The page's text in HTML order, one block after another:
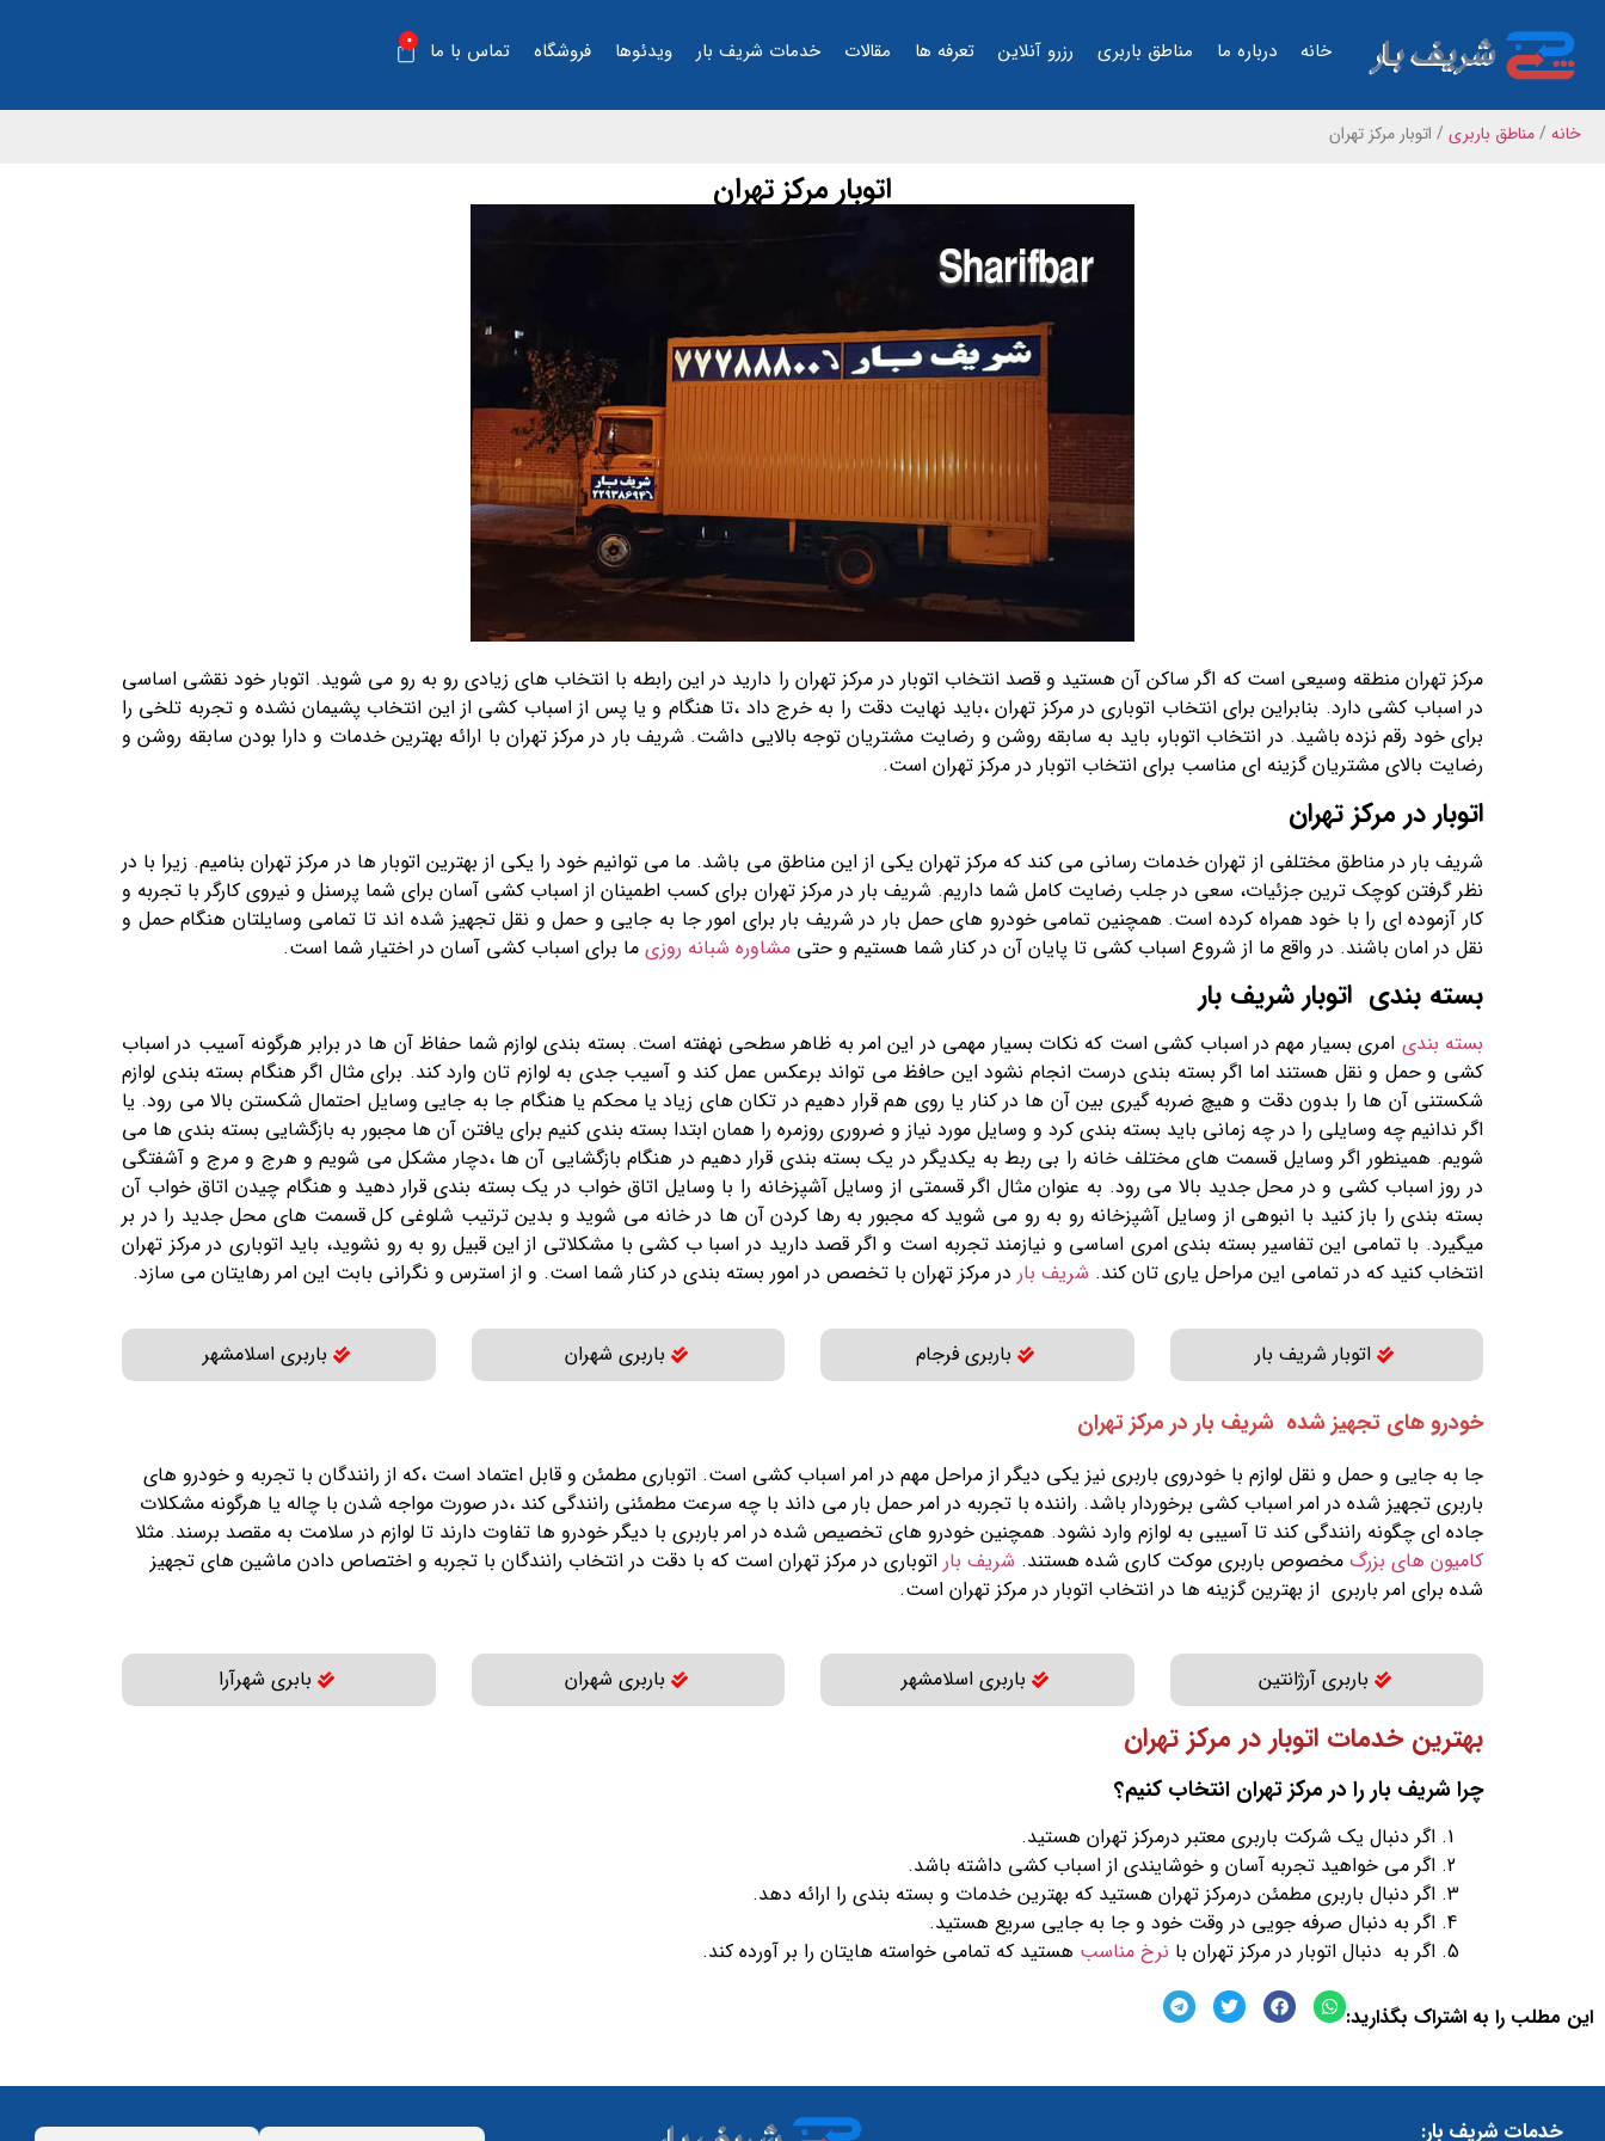
خانه درباره ما مناطق باربری رزرو آنلاین تعرفه ها مقالات خدمات شریف بار ویدئوها فروشگاه تماس با ما 0
خانه /مناطق باربری / اتوبار مرکز تهران
اتوبار مرکز تهران
مرکز تهران منطقه وسیعی است که اگر ساکن آن هستید و قصد انتخاب اتوبار در مرکز تهران را دارید در این رابطه با انتخاب های زیادی رو به رو می شوید. اتوبار خود نقشی اساسی
در اسباب کشی دارد. بنابراین برای انتخاب اتوباری در مرکز تهران ،باید نهایت دقت را به خرج داد ،تا هنگام و یا پس از اسباب کشی از این انتخاب پشیمان نشده و تجربه تلخی را
برای خود رقم نزده باشید. در انتخاب اتوبار، باید به سابقه روشن و رضایت مشتریان توجه بالایی داشت. شریف بار در مرکز تهران با ارائه بهترین خدمات و دارا بودن سابقه روشن و
رضایت بالای مشتریان گزینه ای مناسب برای انتخاب اتوبار در مرکز تهران است.
اتوبار در مرکز تهران
شریف بار در مناطق مختلفی از تهران خدمات رسانی می کند که مرکز تهران یکی از این مناطق می باشد. ما می توانیم خود را یکی از بهترین اتوبار ها در مرکز تهران بنامیم. زیرا با در
نظر گرفتن کوچک ترین جزئیات، سعی در جلب رضایت کامل شما داریم. شریف بار در مرکز تهران برای کسب اطمینان از اسباب کشی آسان برای شما پرسنل و نیروی کارگر با تجربه و
کار آزموده ای را با خود همراه کرده است. همچنین تمامی خودرو های حمل بار در شریف بار برای امور جا به جایی و حمل و نقل تجهیز شده اند تا تمامی وسایلتان هنگام حمل و
نقل در امان باشند. در واقع ما از شروع اسباب کشی تا پایان آن در کنار شما هستیم و حتی مشاوره شبانه روزی ما برای اسباب کشی آسان در اختیار شما است.
بسته بندی اتوبار شریف بار
بسته بندی امری بسیار مهم در اسباب کشی است که نکات بسیار مهمی در این امر به ظاهر سطحی نهفته است. بسته بندی لوازم شما حفاظ آن ها در برابر هرگونه آسیب در اسباب
کشی و حمل و نقل هستند اما اگر بسته بندی درست انجام نشود این حافظ می تواند برعکس عمل کند و آسیب جدی به لوازم تان وارد کند. برای مثال اگر هنگام بسته بندی لوازم
شکستنی آن ها را بدون دقت و هیچ ضربه گیری بین آن ها در کنار یا روی هم قرار دهیم در تکان های زیاد یا محکم یا هنگام جا به جایی وسایل احتمال شکستن بالا می رود. یا
اگر ندانیم چه وسایلی را در چه زمانی باید بسته بندی کرد و وسایل مورد نیاز و ضروری روزمره را همان ابتدا بسته بندی کنیم برای یافتن آن ها مجبور به بازگشایی بسته بندی ها می
شویم. همینطور اگر وسایل قسمت های مختلف خانه را بی ربط به یکدیگر در یک بسته بندی قرار دهیم در هنگام بازگشایی آن ها ،دچار مشکل می شویم و هرج و مرج و آشفتگی
در روز اسباب کشی و در محل جدید بالا می رود. به عنوان مثال اگر قسمتی از وسایل آشپزخانه را با وسایل اتاق خواب در یک بسته بندی قرار دهید و هنگام چیدن اتاق خواب آن
بسته بندی را باز کنید با انبوهی از وسایل آشپزخانه رو به رو می شوید که مجبور به رها کردن آن ها در خانه می شوید و بدین ترتیب شلوغی کل قسمت های محل جدید را در بر
میگیرد. با تمامی این تفاسیر بسته بندی امری اساسی و نیازمند تجربه است و اگر قصد دارید در اسبا ب کشی با مشکلاتی از این قبیل رو به رو نشوید، باید اتوباری در مرکز تهران
انتخاب کنید که در تمامی این مراحل یاری تان کند. شریف بار در مرکز تهران با تخصص در امور بسته بندی در کنار شما است. و از استرس و نگرانی بابت این امر رهایتان می سازد.
اتوبار شریف بار باربری فرجام باربری شهران باربری اسلامشهر
خودرو های تجهیز شده شریف بار در مرکز تهران
جا به جایی و حمل و نقل لوازم با خودروی باربری نیز یکی دیگر از مراحل مهم در امر اسباب کشی است. اتوباری مطمئن و قابل اعتماد است ،که از رانندگان با تجربه و خودرو های
باربری تجهیز شده در امر اسباب کشی برخوردار باشد. راننده با تجربه در امر حمل بار می داند با چه سرعت مطمئنی رانندگی کند ،در صورت مواجه شدن با چاله یا هرگونه مشکلات
جاده ای چگونه رانندگی کند تا آسیبی به لوازم وارد نشود. همچنین خودرو های تخصیص شده در امر باربری با دیگر خودرو ها تفاوت دارند تا لوازم در سلامت به مقصد برسند. مثلا
کامیون های بزرگ مخصوص باربری موکت کاری شده هستند. شریف بار اتوباری در مرکز تهران است که با دقت در انتخاب رانندگان با تجربه و اختصاص دادن ماشین های تجهیز
شده برای امر باربری از بهترین گزینه ها در انتخاب اتوبار در مرکز تهران است.
باربری آرژانتین باربری اسلامشهر باربری شهران بابری شهرآرا
بهترین خدمات اتوبار در مرکز تهران
چرا شریف بار را در مرکز تهران انتخاب کنیم؟
اگر دنبال یک شرکت باربری معتبر درمرکز تهران هستید.
اگر می خواهید تجربه آسان و خوشایندی از اسباب کشی داشته باشد.
اگر دنبال باربری مطمئن درمرکز تهران هستید که بهترین خدمات و بسته بندی را ارائه دهد.
اگر به دنبال صرفه جویی در وقت خود و جا به جایی سریع هستید.
اگر به دنبال اتوبار در مرکز تهران با نرخ مناسب هستید که تمامی خواسته هایتان را بر آورده کند.
این مطلب را به اشتراک بگذارید:
خدمات شریف بار: